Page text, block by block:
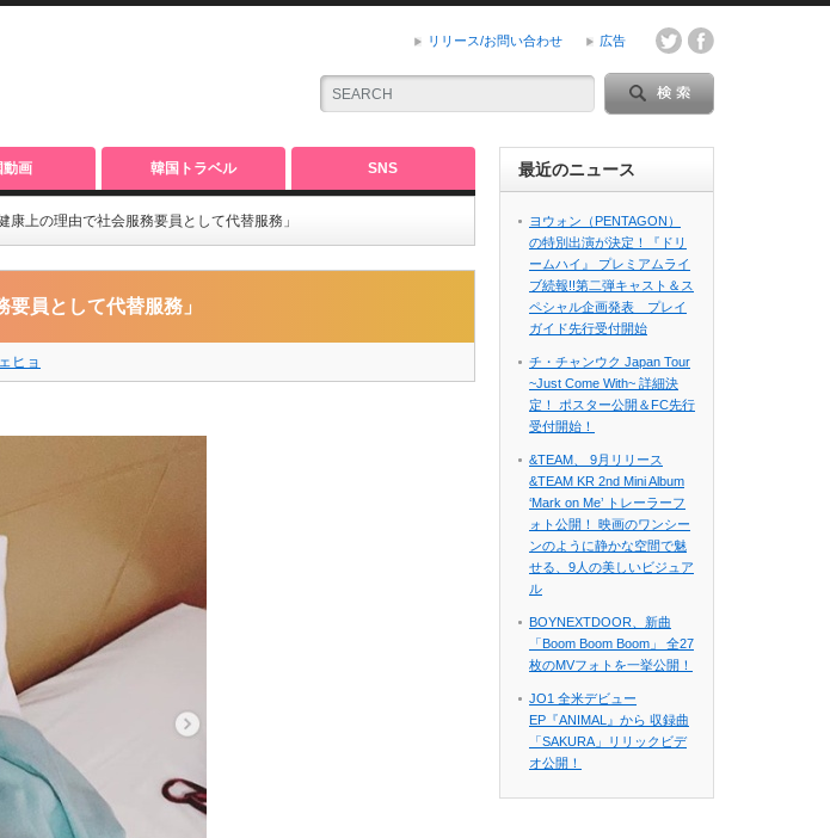
リリース/お問い合わせ 広告
動画 韓国トラベル SNS
上の理由で社会服務要員として代替服務」
員として代替服務」
ヒョ
最近のニュース
ヨウォン（PENTAGON）
の特別出演が決定！『ドリ
ームハイ』 プレミアムライ
ブ続報!!第二弾キャスト＆ス
ペシャル企画発表 プレイ
ガイド先行受付開始
チ・チャンウク Japan Tour
~Just Come With~ 詳細決
定！ ポスター公開＆FC先行
受付開始！
&TEAM、 9月リリース
&TEAM KR 2nd Mini Album
‘Mark on Me’ トレーラーフ
ォト公開！ 映画のワンシー
ンのように静かな空間で魅
せる、9人の美しいビジュア
ル
BOYNEXTDOOR、新曲
「Boom Boom Boom」 全27
枚のMVフォトを一挙公開！
JO1 全米デビュー
EP『ANIMAL』から 収録曲
「SAKURA」リリックビデ
オ公開！